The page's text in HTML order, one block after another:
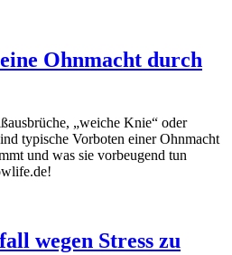
Ohnmacht durch
„weiche Knie“ oder
typische Vorboten einer Ohnmacht
und was sie vorbeugend tun
wegen Stress zu